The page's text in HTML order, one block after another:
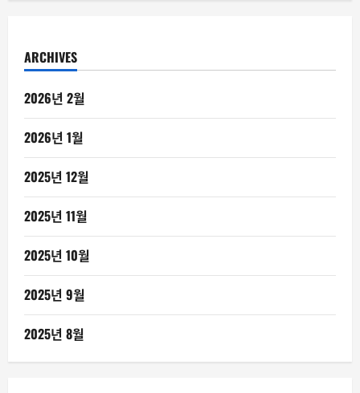
ARCHIVES
2026년 2월
2026년 1월
2025년 12월
2025년 11월
2025년 10월
2025년 9월
2025년 8월